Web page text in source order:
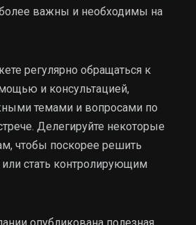
важны и необходимы на
регулярно обращаться к
и консультацией,
темами и вопросами по
Делегируйте некоторые
чтобы поскорее решить
стать контролирующим